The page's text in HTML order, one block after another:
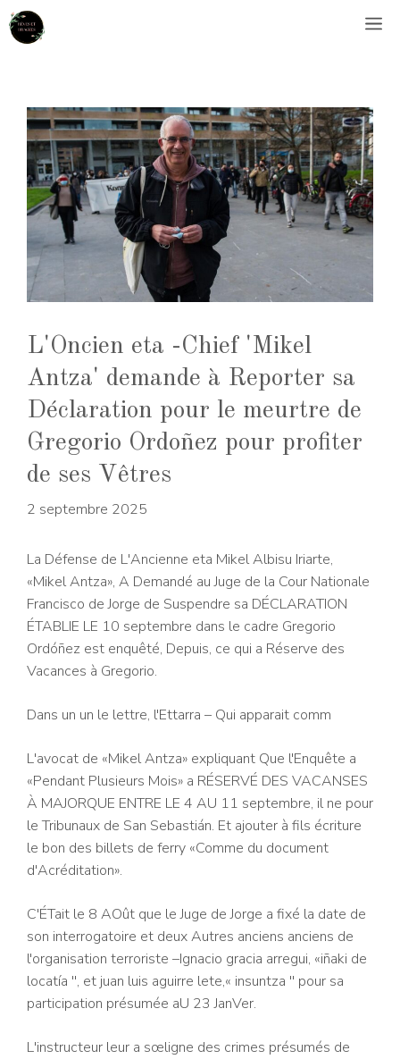
Aller
au
L'Oncien eta -Chief 'Mikel
Antza' demande à Reporter sa
Déclaration pour le meurtre de
Gregorio Ordoñez pour profiter
de ses Vêtres
2 septembre 2025
La Défense de L'Ancienne eta Mikel Albisu Iriarte,
«Mikel Antza», A Demandé au Juge de la Cour Nationale
Francisco de Jorge de Suspendre sa DÉCLARATION
ÉTABLIE LE 10 septembre dans le cadre Gregorio
Ordóñez est enquêté, Depuis, ce qui a Réserve des
Vacances à Gregorio.
Dans un un le lettre, l'Ettarra – Qui apparait comm
L'avocat de «Mikel Antza» expliquant Que l'Enquête a
«Pendant Plusieurs Mois» a RÉSERVÉ DES VACANSES
À MAJORQUE ENTRE LE 4 AU 11 septembre, il ne pour
le Tribunaux de San Sebastián. Et ajouter à fils écriture
le bon des billets de ferry «Comme du document
d'Acréditation».
C'ÉTait le 8 AOût que le Juge de Jorge a fixé la date de
son interrogatoire et deux Autres anciens anciens de
l'organisation terroriste –Ignacio gracia arregui, «iñaki de
locatía '', et juan luis aguirre lete,« insuntza '' pour sa
participation présumée aU 23 JanVer.
L'instructeur leur a sœligne des crimes présumés de